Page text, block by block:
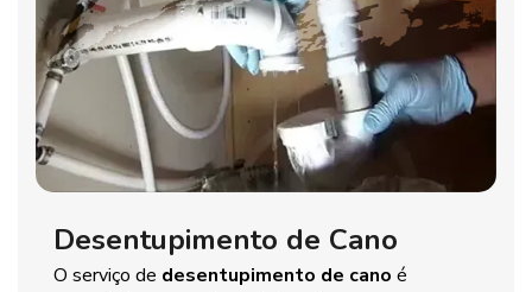
Desentupimento de Cano
O serviço de desentupimento de cano é